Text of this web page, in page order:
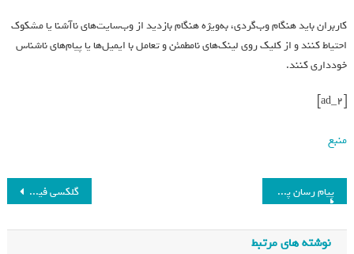
کاربران باید هنگام وب‌گردی، به‌ویژه هنگام بازدید از وب‌سایت‌های ناآشنا یا مشکوک
احتیاط کنند و از کلیک روی لینک‌های نامطمئن و تعامل با ایمیل‌ها یا پیام‌های ناشناس
خودداری کنند.
منبع
گلکسی فیت ۳ در ویدیویی رؤیت شد؛ عرضه مچ بند ۲۰۲۴ سامسونگ نزدیک است پیام رسان پیش فرض اندروید با الهام از تلگرام قابلیت جدیدی دریافت می‌کند
نوشته های مرتبط